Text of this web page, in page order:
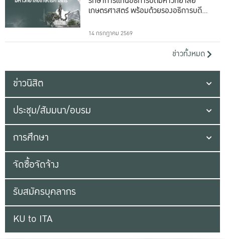
เกษตรศาสตร์ พร้อมด้วยรองอธิการบดีทั้ง
14 กรกฎาคม 2569
ข่าวทั้งหมด
ข่าวนิสิต
ประชุม/สัมมนา/อบรม
การศึกษา
จัดซื้อจัดจ้าง
รับสมัครบุคลากร
KU to ITA